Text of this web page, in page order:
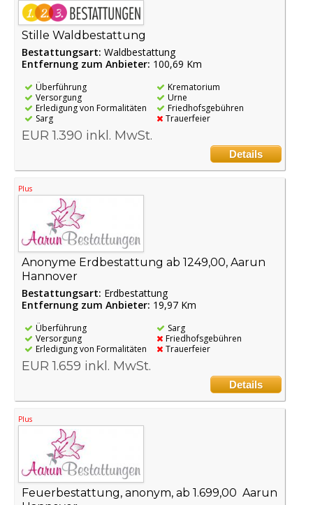
Stille Waldbestattung
Bestattungsart: Waldbestattung
Entfernung zum Anbieter: 100,69 Km
Überführung
Versorgung
Erledigung von Formalitäten
Sarg
Krematorium
Urne
Friedhofsgebühren
Trauerfeier
EUR 1.390 inkl. MwSt.
Details
Plus
Anonyme Erdbestattung ab 1249,00, Aarun
Hannover
Bestattungsart: Erdbestattung
Entfernung zum Anbieter: 19,97 Km
Überführung
Versorgung
Erledigung von Formalitäten
Sarg
Friedhofsgebühren
Trauerfeier
EUR 1.659 inkl. MwSt.
Details
Plus
Feuerbestattung, anonym, ab 1.699,00  Aarun